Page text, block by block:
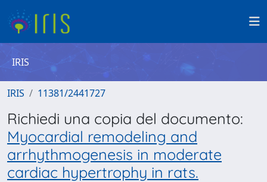
IRIS
IRIS 11381/2441727
Richiedi una copia del documento:
Myocardial remodeling and
arrhythmogenesis in moderate
cardiac hypertrophy in rats.